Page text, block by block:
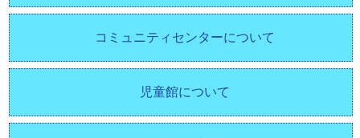
コミュニティセンターについて
児童館について